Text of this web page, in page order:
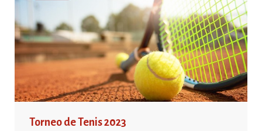
Torneo de Tenis 2023